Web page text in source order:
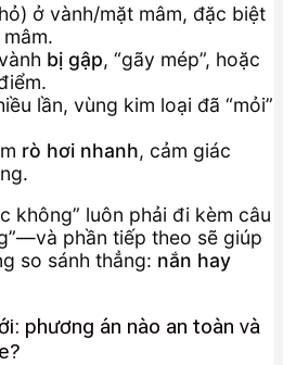
ở vành/mặt mâm, đặc biệt
bị gập, “gãy mép”, hoặc
lần, vùng kim loại đã “mỏi”
rò hơi nhanh, cảm giác
không” luôn phải đi kèm câu
phần tiếp theo sẽ giúp
so sánh thẳng: nắn hay
phương án nào an toàn và